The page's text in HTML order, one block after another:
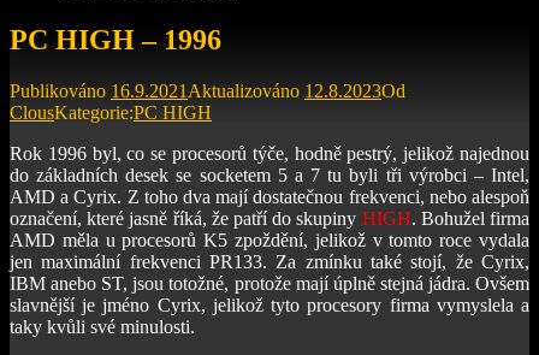
PC HIGH – 1996
Publikováno 16.9.2021 Aktualizováno 12.8.2023Od
ClousKategorie:PC HIGH
Rok 1996 byl, co se procesorů týče, hodně pestrý, jelikož najednou
do základních desek se socketem 5 a 7 tu byli tři výrobci – Intel,
AMD a Cyrix. Z toho dva mají dostatečnou frekvenci, nebo alespoň
označení, které jasně říká, že patří do skupiny HIGH. Bohužel firma
AMD měla u procesorů K5 zpoždění, jelikož v tomto roce vydala
jen maximální frekvenci PR133. Za zmínku také stojí, že Cyrix,
IBM anebo ST, jsou totožné, protože mají úplně stejná jádra. Ovšem
slavnější je jméno Cyrix, jelikož tyto procesory firma vymyslela a
taky kvůli své minulosti.